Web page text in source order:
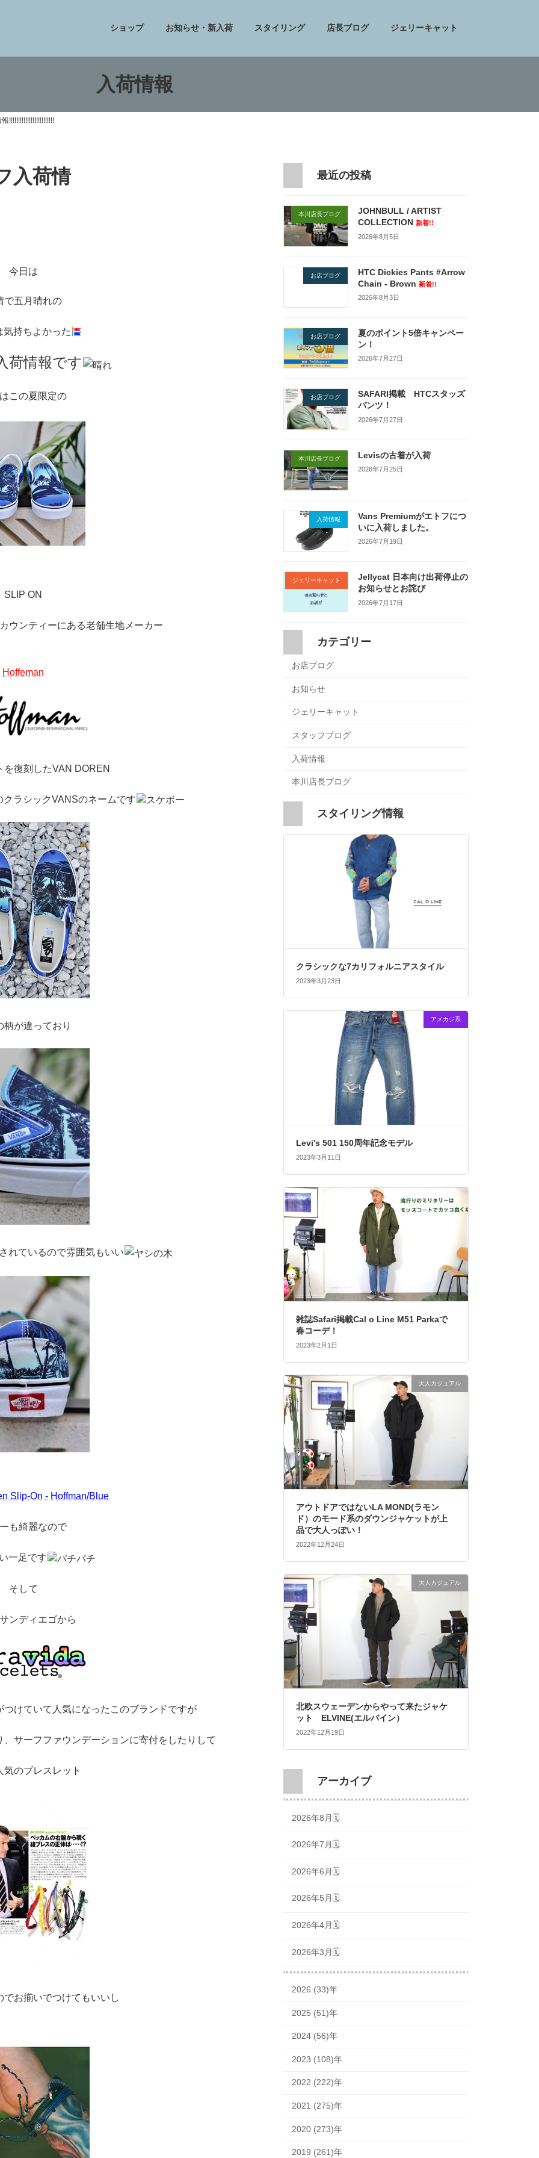
ショップ お知らせ・新入荷 スタイリング 店長ブログ ジェリーキャット
入荷情報
!!!!!!!!!!!!!!!!!!!!!!!!!
入荷情
今日は
で五月晴れの
気持ちよかった
荷情報です
この夏限定の
SLIP ON
ウンティーにある老舗生地メーカー
Hoffeman
を復刻したVAN DOREN
ラシックVANSのネームです
柄が違っており
れているので雰囲気もいい
Slip-On - Hoffman/Blue
も綺麗なので
一足です
そして
ンディエゴから
けていて人気になったこのブランドですが
サーフファウンデーションに寄付をしたりして
気のブレスレット
でお揃いでつけてもいいし
最近の投稿
本川店長ブログ
JOHNBULL / ARTIST
COLLECTION 新着!!
2026年8月5日
お店ブログ
HTC Dickies Pants #Arrow
Chain - Brown 新着!!
2026年8月3日
お店ブログ
夏のポイント5倍キャンペー
ン！
2026年7月27日
お店ブログ
SAFARI掲載 HTCスタッズ
パンツ！
2026年7月27日
本川店長ブログ Levisの古着が入荷
2026年7月25日
入荷情報
Vans Premiumがエトフにつ
いに入荷しました。
2026年7月19日
ジェリーキャット
Jellycat 日本向け出荷停止の
お知らせとお詫び
2026年7月17日
カテゴリー
お店ブログ
お知らせ
ジェリーキャット
スタッフブログ
入荷情報
本川店長ブログ
スタイリング情報
クラシックな7カリフォルニアスタイル
2023年3月23日
アメカジ系
Levi's 501 150周年記念モデル
2023年3月11日
雑誌Safari掲載Cal o Line M51 Parkaで
春コーデ！
2023年2月1日
大人カジュアル
アウトドアではないLA MOND(ラモン
ド）のモード系のダウンジャケットが上
品で大人っぽい！
2022年12月24日
大人カジュアル
北欧スウェーデンからやって来たジャケ
ット ELVINE(エルバイン）
2022年12月19日
アーカイブ
2026年8月🗓
2026年7月🗓
2026年6月🗓
2026年5月🗓
2026年4月🗓
2026年3月🗓
2026 (33)年
2025 (51)年
2024 (56)年
2023 (108)年
2022 (222)年
2021 (275)年
2020 (273)年
2019 (261)年